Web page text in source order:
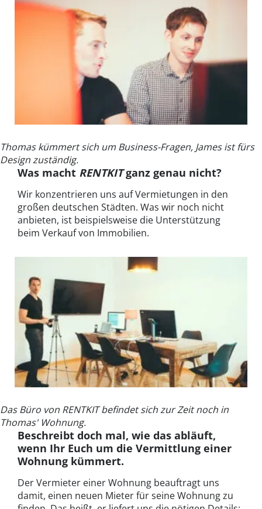
Thomas kümmert sich um Business-Fragen, James ist fürs
Design zuständig.
Was macht RENTKITganz genau nicht?
Wir konzentrieren uns auf Vermietungen in den
großen deutschen Städten. Was wir noch nicht
anbieten, ist beispielsweise die Unterstützung
beim Verkauf von Immobilien.
Das Büro von RENTKIT befindet sich zur Zeit noch in
Thomas' Wohnung.
Beschreibt doch mal, wie das abläuft,
wenn Ihr Euch um die Vermittlung einer
Wohnung kümmert.
Der Vermieter einer Wohnung beauftragt uns
damit, einen neuen Mieter für seine Wohnung zu